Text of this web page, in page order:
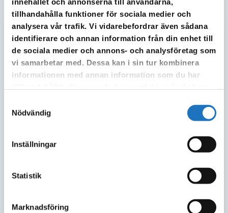
tillhandahålla funktioner för sociala medier och
analysera vår trafik. Vi vidarebefordrar även sådana
identifierare och annan information från din enhet till
de sociala medier och annons- och analysföretag som
vi samarbetar med. Dessa kan i sin tur kombinera
informationen med annan information som du har
Nödvändig
Inställningar
Statistik
Marknadsföring
Kundservice och återvinningscentralerna
Avvikande öppettider 2026
1 januari 2026
5 januari
6 januari
April - september
2 april
3 april